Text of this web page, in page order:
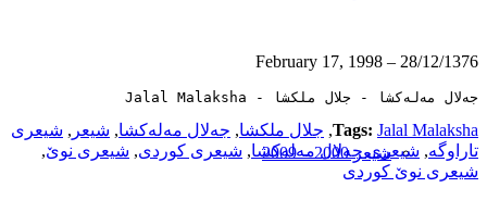
شیعر 2000 – 2009
28/12/1376 – February 17, 1998
جەلال مەلەکشا - جلال ملکشا - Jalal Malaksha
Tags: Jalal Malaksha
, جلال ملکشا, جەلال مەلەکشا, شیعر , شیعری
تاراوگه, شیعری جەلال مەلەکشا, شیعری کوردی, شیعری نوێ,
شیعری نوێ کوردی